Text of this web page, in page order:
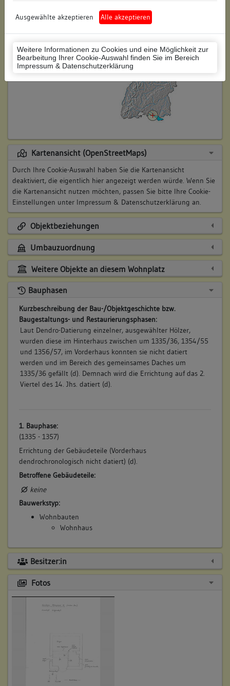
Ausgewählte akzeptieren Alle akzeptieren
Weitere Informationen zu Cookies und eine Möglichkeit zur
Bearbeitung Ihrer Cookie-Auswahl finden Sie im Bereich
Impressum & Datenschutzerklärung
Historischer Straßenname: keiner
Lage des Wohnplatzes:
Kartenansicht (OpenStreetMaps)
Durch Ihre Cookie-Auswahl haben Sie die Kartenansicht
deaktiviert, die eigentlich hier angezeigt werden würde. Wenn Sie
die Kartenansicht nutzen möchten, passen Sie bitte Ihre Cookie-
Einstellungen unter Impressum & Datenschutzerklärung an.
Objektbeziehungen
Umbauzuordnung
Weitere Objekte an diesem Wohnplatz
Bauphasen
Kurzbeschreibung der Bau-/Objektgeschichte bzw.
Baugestaltungs- und Restaurierungsphasen:
Laut Dendro-Datierung einzelner, ausgewählter Hölzer,
wurden diese im Hinterhaus zwischen um 1335/36, 1354/55
und 1356/57, im Vorderhaus konnten sie nicht datiert
werden und im Bereich des gemeinsames Daches um
1335/36 gefällt (d). Demnach wird die Errichtung auf das 2.
Viertel des 14. Jhs. datiert (d).
1. Bauphase:
(1335 - 1357)
Errichtung der Gebäudeteile (Vorderhaus
dendrochronologisch nicht datiert) (d).
Betroffene Gebäudeteile:
keine
Bauwerkstyp:
Wohnbauten
Wohnhaus
Besitzer:in
Fotos